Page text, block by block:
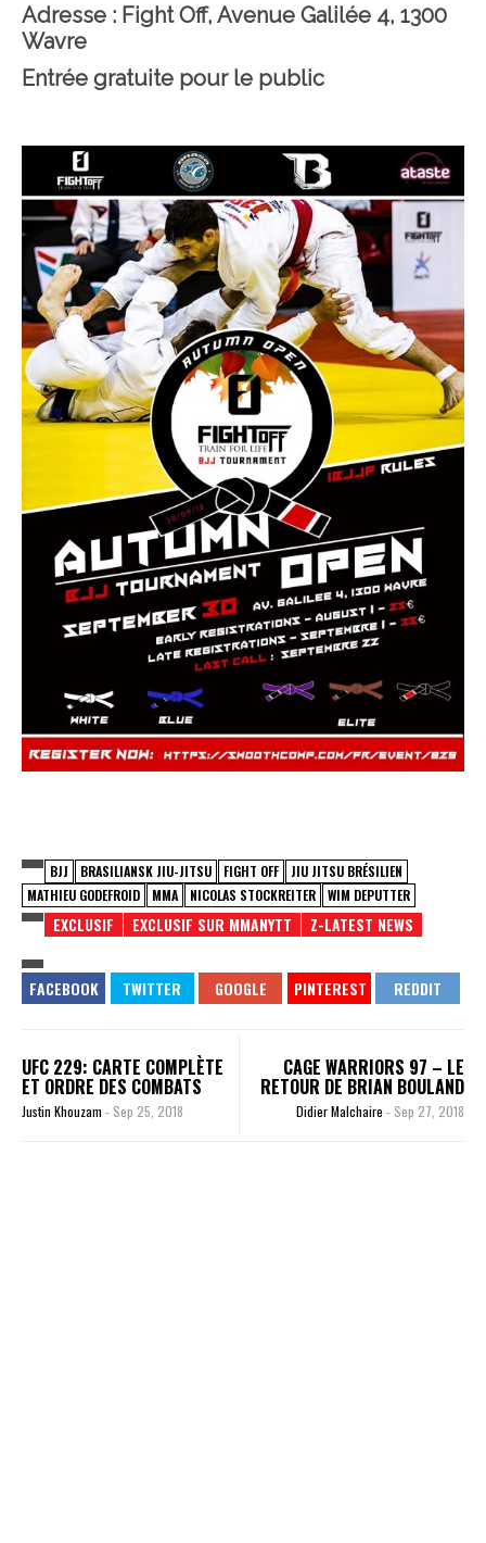
Adresse : Fight Off, Avenue Galilée 4, 1300
Wavre
Entrée gratuite pour le public
BJJ BRASILIANSK JIU-JITSU FIGHT OFF
JIU JITSU BRÉSILIEN
MATHIEU GODEFROID
MMA NICOLAS STOCKREITER WIM DEPUTTER
EXCLUSIF EXCLUSIF SUR MMANYTT Z-LATEST NEWS
UFC 229: CARTE COMPLÈTE
ET ORDRE DES COMBATS
Justin Khouzam - Sep 25, 2018
CAGE WARRIORS 97 – LE
RETOUR DE BRIAN BOULAND
Didier Malchaire - Sep 27, 2018